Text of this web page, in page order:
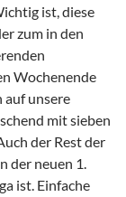
ist, diese
zum in den
Wochenende
auf unsere
mit sieben
der Rest der
der neuen 1.
ist. Einfache